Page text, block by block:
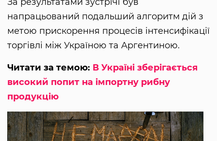
напрацьований подальший алгоритм дій з
метою прискорення процесів інтенсифікації
торгівлі між Україною та Аргентиною.
Читати за темою: В Україні зберігається
високий попит на імпортну рибну
продукцію